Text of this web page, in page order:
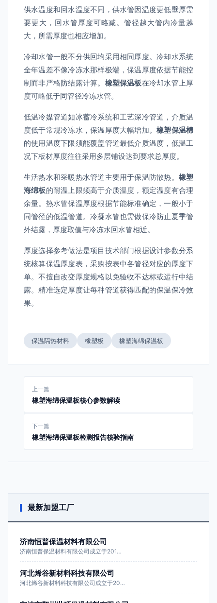
供水温度和回水温度不同，供水管因温度更低壁厚需
要更大，回水管厚度可略减。管径越大管内冷量越
大，所需厚度也相应增加。
冷却水管一般不分供回均采用相同厚度。冷却水系统
全年温差不像冷冻水那样极端，保温厚度依据节能控
制而非严格防结露计算。 橡塑保温板在冷却水管上厚
度可略低于同管径冷冻水管。
低温冷媒管道如冰蓄冷系统和工艺深冷管道，介质温
度低于常规冷冻水，保温厚度大幅增加。橡塑保温棉
的使用温度下限须能覆盖管道最低介质温度，低温工
况下板材厚度往往采用多层铺设达到要求总厚度。
生活热水和采暖热水管道主要用于保温防散热。 橡塑
海绵板的耐温上限须高于介质温度，额定温度有合理
余量。热水管保温厚度根据节能标准确定，一般小于
同管径的低温管道。冷凝水管也需做保冷防止夏季管
外结露，厚度取值与冷冻水回水管相近。
厚度选择参考做法是项目技术部门根据设计参数分系
统核算保温厚度表，采购按表中各管径对应的厚度下
单。不擅自改变厚度规格以免验收不达标或运行中结
露。精准选定厚度让每种管道获得匹配的保温保冷效
果。
保温隔热材料 橡塑板 橡塑海绵保温板
上一篇
橡塑海绵保温板核心参数解读
下一篇
橡塑海绵保温板检测报告核验指南
最新加盟工厂
济南恒普保温材料有限公司
济南恒普保温材料有限公司成立于201…
河北烯谷新材料科技有限公司
河北烯谷新材料科技有限公司成立于20…